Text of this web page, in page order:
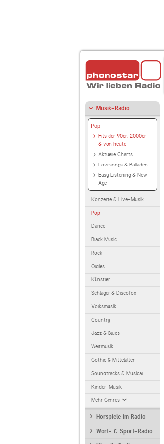
Musik-Radio
Pop
Hits der 90er, 2000er
& von heute
Aktuelle Charts
Lovesongs & Balladen
Easy Listening & New
Age
Konzerte & Live-Musik
Pop
Dance
Black Music
Rock
Oldies
Künstler
Schlager & Discofox
Volksmusik
Country
Jazz & Blues
Weltmusik
Gothic & Mittelalter
Soundtracks & Musical
Kinder-Musik
Mehr Genres
Hörspiele im Radio
Wort- & Sport-Radio